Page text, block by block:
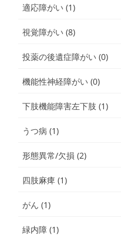
適応障がい (1)
視覚障がい (8)
投薬の後遺症障がい (0)
機能性神経障がい (0)
下肢機能障害左下肢 (1)
うつ病 (1)
形態異常/欠損 (2)
四肢麻痺 (1)
がん (1)
緑内障 (1)